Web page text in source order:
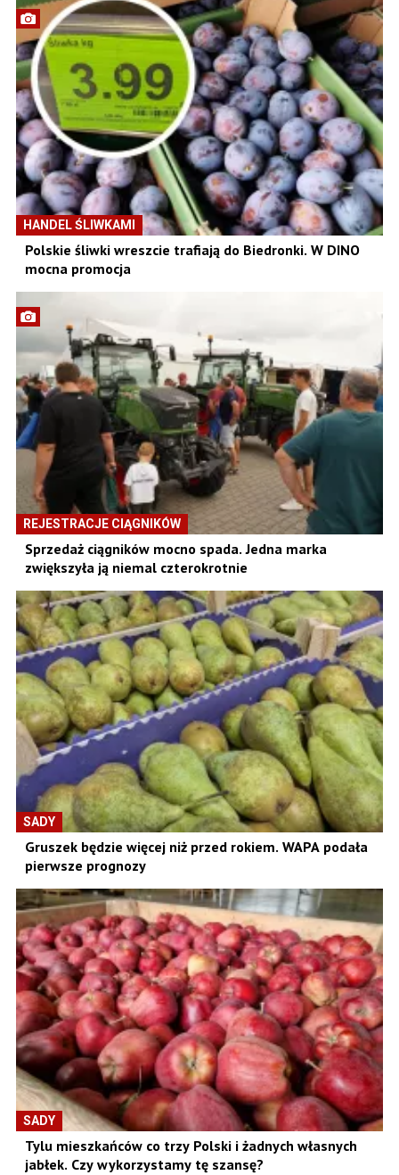
HANDEL ŚLIWKAMI
Polskie śliwki wreszcie trafiają do Biedronki. W DINO
mocna promocja
REJESTRACJE CIĄGNIKÓW
Sprzedaż ciągników mocno spada. Jedna marka
zwiększyła ją niemal czterokrotnie
SADY
Gruszek będzie więcej niż przed rokiem. WAPA podała
pierwsze prognozy
SADY
Tylu mieszkańców co trzy Polski i żadnych własnych
jabłek. Czy wykorzystamy tę szansę?